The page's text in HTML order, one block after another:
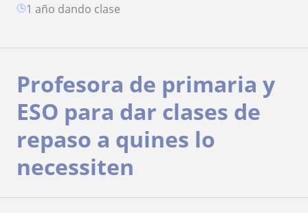
1 año dando clase
Profesora de primaria y
ESO para dar clases de
repaso a quines lo
necessiten